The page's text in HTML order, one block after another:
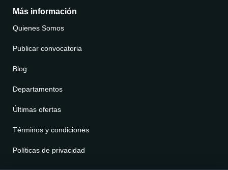
Más información
Quienes Somos
Publicar convocatoria
Blog
Departamentos
Últimas ofertas
Términos y condiciones
Políticas de privacidad